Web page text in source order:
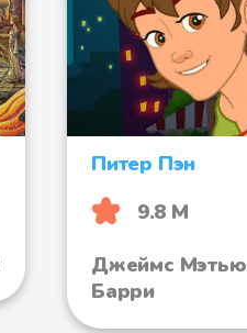
Питер Пэн
9.8 М
Джеймс Мэтью
Барри